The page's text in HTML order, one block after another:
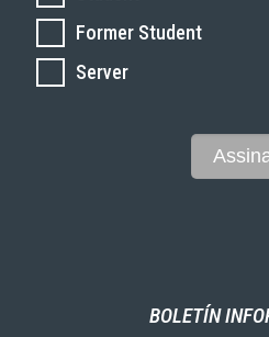
Former Student
Server
BOLETÍN